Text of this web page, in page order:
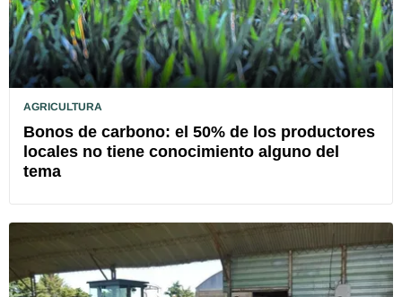
AGRICULTURA
Bonos de carbono: el 50% de los productores
locales no tiene conocimiento alguno del
tema